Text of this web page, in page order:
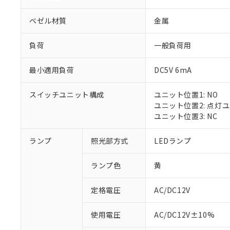
ベゼル材質 金属
負荷 一般負荷用
最小適用負荷 DC5V 6mA
スイッチユニット構成
ユニット位置1: NO
ユニット位置2: 点灯
ユニット位置3: NC
ランプ 照光部方式 LEDランプ
ランプ色 黄
定格電圧 AC/DC12V
使用電圧 AC/DC12V±10%
※1 対応状況